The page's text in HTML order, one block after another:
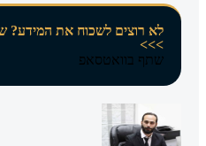
לא רוצים לשכוח את
>>>
שתף בוואטסאפ